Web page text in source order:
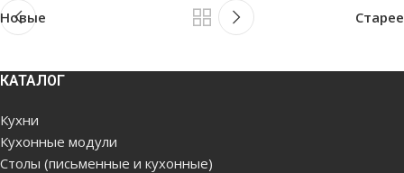
Новые Старее
КАТАЛОГ
Кухни
Кухонные модули
Столы (письменные и кухонные)